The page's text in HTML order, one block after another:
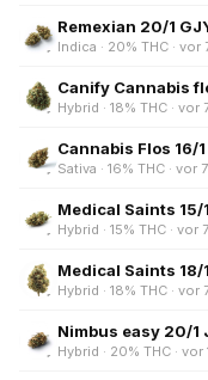
Remexian 20/1
Indica · 20% THC · vor
Canify Cannabis
Hybrid · 18% THC · vor
Cannabis Flos 16/
Sativa · 16% THC · vor
Medical Saints 15/
Hybrid · 15% THC · vor
Medical Saints 18/
Hybrid · 18% THC · vor
Nimbus easy 20/1
Hybrid · 20% THC · vor